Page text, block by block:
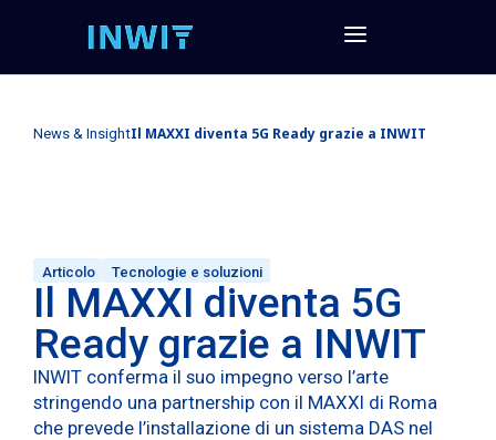
News & InsightIl MAXXI diventa 5G Ready grazie a INWIT
Articolo Tecnologie e soluzioni
Il MAXXI diventa 5G
Ready grazie a INWIT
INWIT conferma il suo impegno verso l’arte
stringendo una partnership con il MAXXI di Roma
che prevede l’installazione di un sistema DAS nel